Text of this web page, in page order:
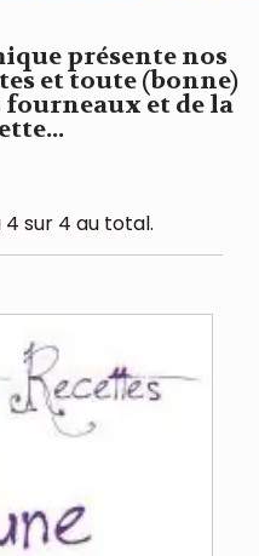
présente nos
et toute (bonne)
et de la
sur 4 au total.